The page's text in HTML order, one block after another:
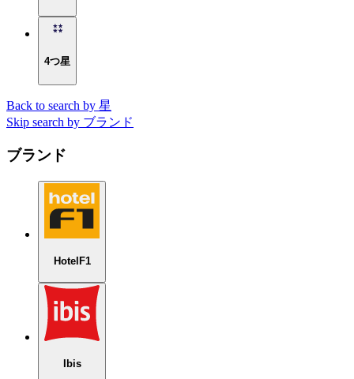
4つ星
Back to search by 星
Skip search by ブランド
ブランド
HotelF1
Ibis